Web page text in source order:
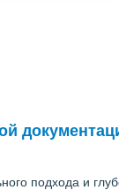
подхода и